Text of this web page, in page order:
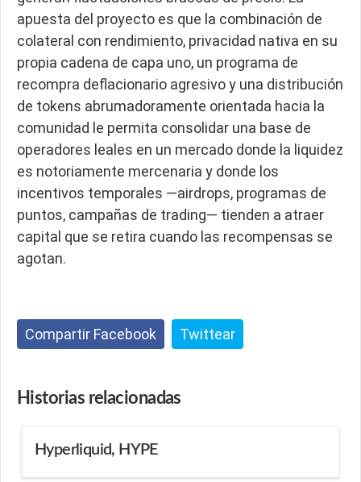
apuesta del proyecto es que la combinación de
colateral con rendimiento, privacidad nativa en su
propia cadena de capa uno, un programa de
recompra deflacionario agresivo y una distribución
de tokens abrumadoramente orientada hacia la
comunidad le permita consolidar una base de
operadores leales en un mercado donde la liquidez
es notoriamente mercenaria y donde los
incentivos temporales —airdrops, programas de
puntos, campañas de trading— tienden a atraer
capital que se retira cuando las recompensas se
agotan.
Compartir Facebook Twittear
Historias relacionadas
Hyperliquid, HYPE